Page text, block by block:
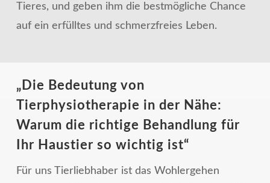
Tieres, und geben ihm die bestmögliche Chance
auf ein erfülltes und schmerzfreies Leben.
„Die Bedeutung von
Tierphysiotherapie in der Nähe:
Warum die richtige Behandlung für
Ihr Haustier so wichtig ist“
Für uns Tierliebhaber ist das Wohlergehen